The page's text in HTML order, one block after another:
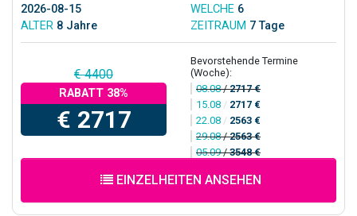
2026-08-15
WELCHE 6
ALTER 8 Jahre ZEITRAUM 7 Tage
€ 4400
RABATT 38%
€ 2717
Bevorstehende Termine
(Woche):
08.08/2717 €
15.08 / 2717 €
22.08 / 2563 €
29.08/2563 €
05.09/3548 €
EINZELHEITEN ANSEHEN